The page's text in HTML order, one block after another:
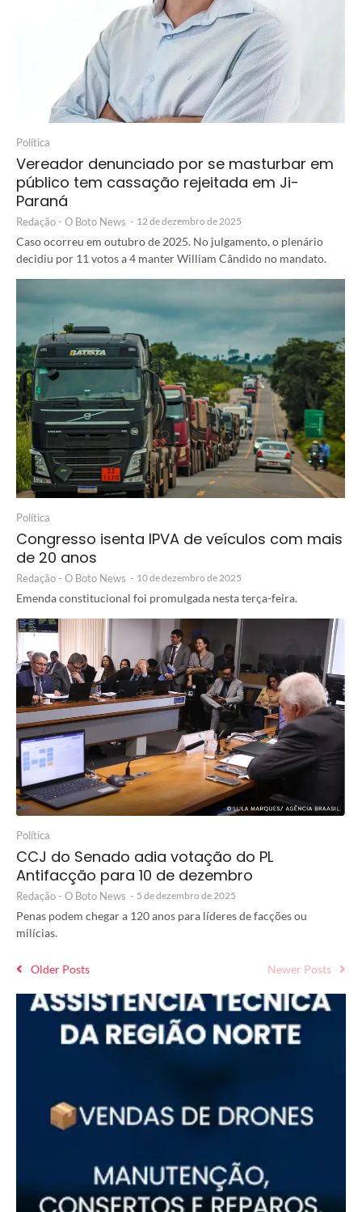
Política
Vereador denunciado por se masturbar em
público tem cassação rejeitada em Ji-
Paraná
Redação - O Boto News - 12 de dezembro de 2025
Caso ocorreu em outubro de 2025. No julgamento, o plenário
decidiu por 11 votos a 4 manter William Cândido no mandato.
Política
Congresso isenta IPVA de veículos com mais
de 20 anos
Redação - O Boto News - 10 de dezembro de 2025
Emenda constitucional foi promulgada nesta terça-feira.
Política
CCJ do Senado adia votação do PL
Antifacção para 10 de dezembro
Redação - O Boto News - 5 de dezembro de 2025
Penas podem chegar a 120 anos para líderes de facções ou
milícias.
Older Posts Newer Posts